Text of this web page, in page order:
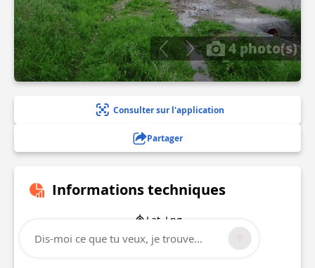
4 photo(s)
Consulter sur l'application
Partager
Informations techniques
Lat, Lng
50.14
5.22105
Dis-moi ce que tu veux, je trouve...